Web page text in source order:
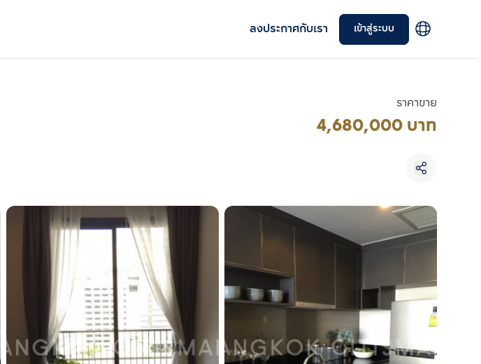
ลงประกาศกับเรา เข้าสู่ระบบ
ราคาขาย
4,680,000 บาท
เพิ่มยูนิตเปรียบเทียบ
เลือกยูนิตเพื่อเปรียบเทียบ
เลือกได้สูงสุด 3 รายการ
เปรียบเทียบ
ลบทั้งหมด